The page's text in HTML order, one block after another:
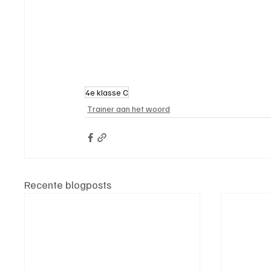
4e klasse C
Trainer aan het woord
Recente blogposts